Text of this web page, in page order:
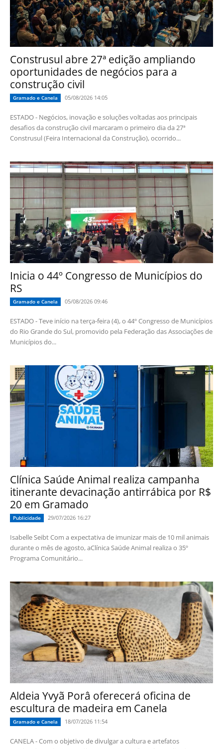
Construsul abre 27ª edição ampliando
oportunidades de negócios para a
construção civil
Gramado e Canela 05/08/2026 14:05
ESTADO - Negócios, inovação e soluções voltadas aos principais
desafios da construção civil marcaram o primeiro dia da 27ª
Construsul (Feira Internacional da Construção), ocorrido...
Inicia o 44º Congresso de Municípios do
RS
Gramado e Canela 05/08/2026 09:46
ESTADO - Teve início na terça-feira (4), o 44º Congresso de Municípios
do Rio Grande do Sul, promovido pela Federação das Associações de
Municípios do...
Clínica Saúde Animal realiza campanha
itinerante devacinação antirrábica por R$
20 em Gramado
Publicidade 29/07/2026 16:27
Isabelle Seibt Com a expectativa de imunizar mais de 10 mil animais
durante o mês de agosto, aClínica Saúde Animal realiza o 35º
Programa Comunitário...
Aldeia Yvyã Porâ oferecerá oficina de
escultura de madeira em Canela
Gramado e Canela 18/07/2026 11:54
CANELA - Com o objetivo de divulgar a cultura e artefatos